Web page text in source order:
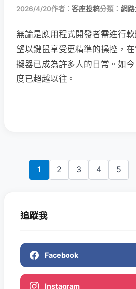
2026/4/20作者： 客座投稿分類： 網路
無論是應用程式開發者需進行
望以鍵鼠享受更精準的操控，
擬器已成為許多人的日常。如
度已超越以往。
1 2 3 4 5
追蹤我
Facebook
Instagram